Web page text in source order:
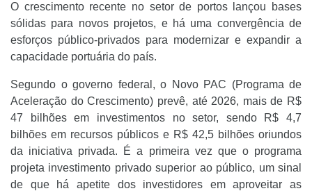
O crescimento recente no setor de portos lançou bases
sólidas para novos projetos, e há uma convergência de
esforços público-privados para modernizar e expandir a
capacidade portuária do país.
Segundo o governo federal, o Novo PAC (Programa de
Aceleração do Crescimento) prevê, até 2026, mais de R$
47 bilhões em investimentos no setor, sendo R$ 4,7
bilhões em recursos públicos e R$ 42,5 bilhões oriundos
da iniciativa privada. É a primeira vez que o programa
projeta investimento privado superior ao público, um sinal
de que há apetite dos investidores em aproveitar as